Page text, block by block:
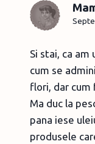
Si stai, ca
cum se
flori, dar cum
Ma duc la
pana iese
produsele